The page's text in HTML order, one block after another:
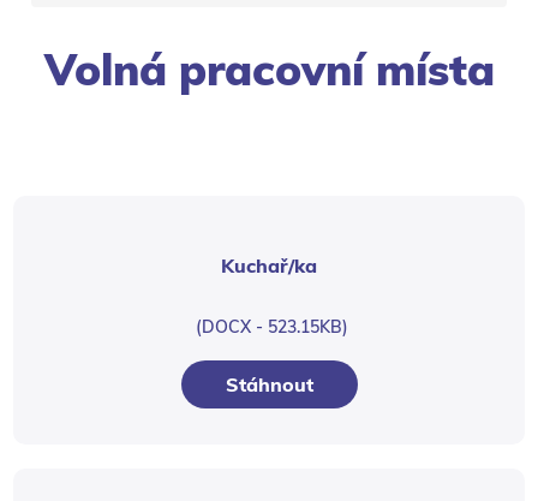
Volná pracovní místa
Kuchař/ka
(DOCX - 523.15KB)
Stáhnout